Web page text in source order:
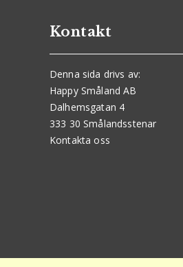
Kontakt
Denna sida drivs av:
Happy Småland AB
Dalhemsgatan 4
333 30 Smålandsstenar
Kontakta oss